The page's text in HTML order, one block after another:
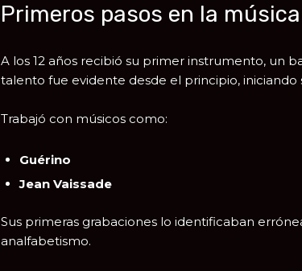
Primeros pasos en la música
A los 12 años recibió su primer instrumento, un
talento fue evidente desde el principio,
Trabajó con músicos como:
Guérino
Jean Vaissade
Sus primeras grabaciones lo identificaban
analfabetismo.